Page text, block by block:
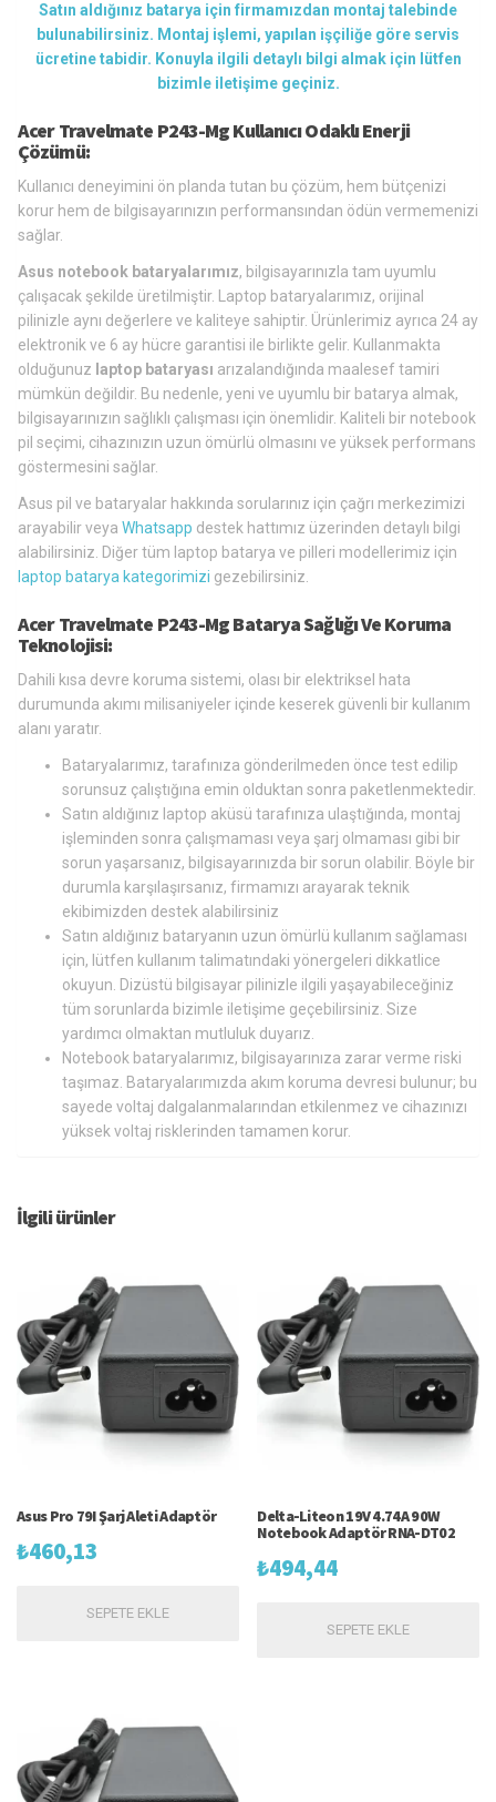
Satın aldığınız batarya için firmamızdan montaj talebinde
bulunabilirsiniz. Montaj işlemi, yapılan işçiliğe göre servis
ücretine tabidir. Konuyla ilgili detaylı bilgi almak için lütfen
bizimle iletişime geçiniz.
Acer Travelmate P243-Mg Kullanıcı Odaklı Enerji
Çözümü:
Kullanıcı deneyimini ön planda tutan bu çözüm, hem bütçenizi
korur hem de bilgisayarınızın performansından ödün vermemenizi
sağlar.
Asus notebook bataryalarımız, bilgisayarınızla tam uyumlu
çalışacak şekilde üretilmiştir. Laptop bataryalarımız, orijinal
pilinizle aynı değerlere ve kaliteye sahiptir. Ürünlerimiz ayrıca 24 ay
elektronik ve 6 ay hücre garantisi ile birlikte gelir. Kullanmakta
olduğunuz laptop bataryası arızalandığında maalesef tamiri
mümkün değildir. Bu nedenle, yeni ve uyumlu bir batarya almak,
bilgisayarınızın sağlıklı çalışması için önemlidir. Kaliteli bir notebook
pil seçimi, cihazınızın uzun ömürlü olmasını ve yüksek performans
göstermesini sağlar.
Asus pil ve bataryalar hakkında sorularınız için çağrı merkezimizi
arayabilir veya Whatsapp destek hattımız üzerinden detaylı bilgi
alabilirsiniz. Diğer tüm laptop batarya ve pilleri modellerimiz için
laptop batarya kategorimizi gezebilirsiniz.
Acer Travelmate P243-Mg Batarya Sağlığı Ve Koruma
Teknolojisi:
Dahili kısa devre koruma sistemi, olası bir elektriksel hata
durumunda akımı milisaniyeler içinde keserek güvenli bir kullanım
alanı yaratır.
Bataryalarımız, tarafınıza gönderilmeden önce test edilip
sorunsuz çalıştığına emin olduktan sonra paketlenmektedir.
Satın aldığınız laptop aküsü tarafınıza ulaştığında, montaj
işleminden sonra çalışmaması veya şarj olmaması gibi bir
sorun yaşarsanız, bilgisayarınızda bir sorun olabilir. Böyle bir
durumla karşılaşırsanız, firmamızı arayarak teknik
ekibimizden destek alabilirsiniz
Satın aldığınız bataryanın uzun ömürlü kullanım sağlaması
için, lütfen kullanım talimatındaki yönergeleri dikkatlice
okuyun. Dizüstü bilgisayar pilinizle ilgili yaşayabileceğiniz
tüm sorunlarda bizimle iletişime geçebilirsiniz. Size
yardımcı olmaktan mutluluk duyarız.
Notebook bataryalarımız, bilgisayarınıza zarar verme riski
taşımaz. Bataryalarımızda akım koruma devresi bulunur; bu
sayede voltaj dalgalanmalarından etkilenmez ve cihazınızı
yüksek voltaj risklerinden tamamen korur.
İlgili ürünler
Asus Pro 79I Şarj Aleti Adaptör
₺460,13
SEPETE EKLE
Delta-Liteon 19V 4.74A 90W
Notebook Adaptör RNA-DT02
₺494,44
SEPETE EKLE